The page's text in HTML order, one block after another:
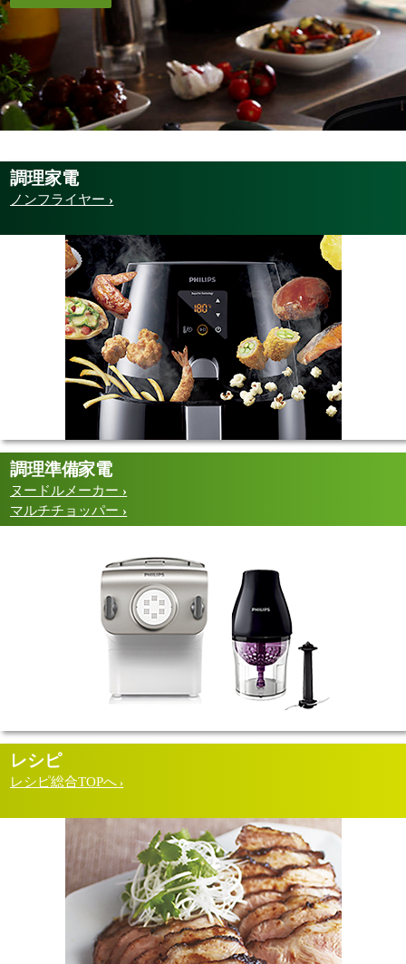
調理家電
ノンフライヤー
調理準備家電
ヌードルメーカー
マルチチョッパー
レシピ
レシピ総合TOPへ